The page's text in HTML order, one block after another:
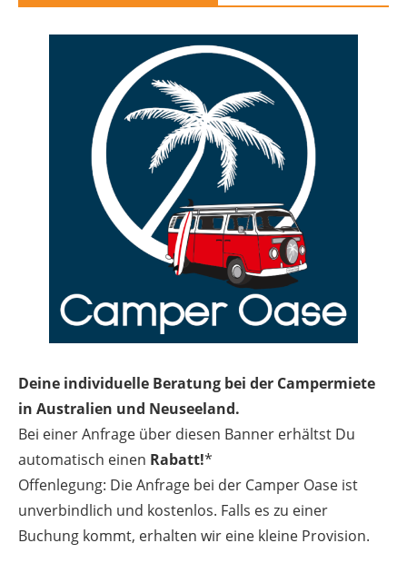
Deine individuelle Beratung bei der Campermiete
in Australien und Neuseeland.
Bei einer Anfrage über diesen Banner erhältst Du
automatisch einen Rabatt!*
Offenlegung: Die Anfrage bei der Camper Oase ist
unverbindlich und kostenlos. Falls es zu einer
Buchung kommt, erhalten wir eine kleine Provision.